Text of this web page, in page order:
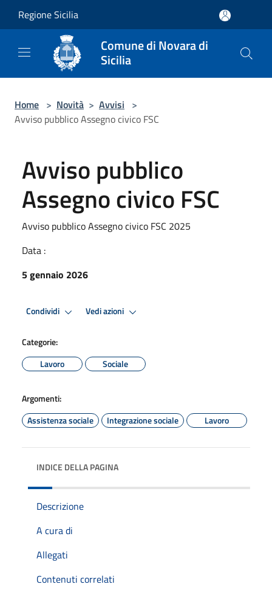
Regione Sicilia
Comune di Novara di
Sicilia
Home > Novità > Avvisi >
Avviso pubblico Assegno civico FSC
Avviso pubblico
Assegno civico FSC
Avviso pubblico Assegno civico FSC 2025
Data :
5 gennaio 2026
Condividi Vedi azioni
Categorie:
Lavoro
Sociale
Argomenti:
Assistenza sociale
Integrazione sociale Lavoro
INDICE DELLA PAGINA
Descrizione
A cura di
Allegati
Contenuti correlati